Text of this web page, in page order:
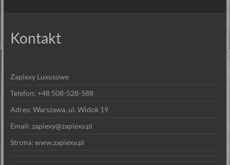
Kontakt
Zapiexy Luxusowe
Telefon: +48 508-528-588
Adres: Warszawa, ul. Widok 19
Email: zapiexy@zapiexy.pl
Strona: www.zapiexy.pl